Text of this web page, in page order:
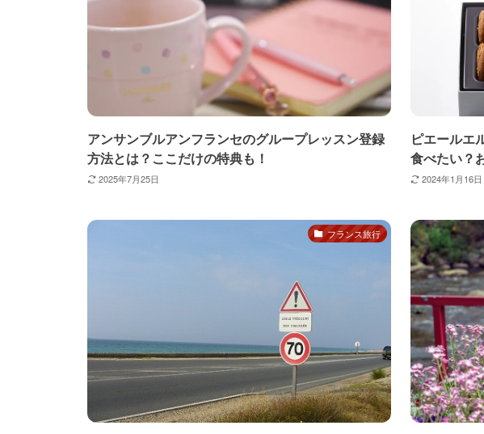
アンサンブルアンフランセのグループレッスン登録
方法とは？ここだけの特典も！
2025年7月25日
ピエールエ
食べたい？
2024年1月16日
フランス旅行